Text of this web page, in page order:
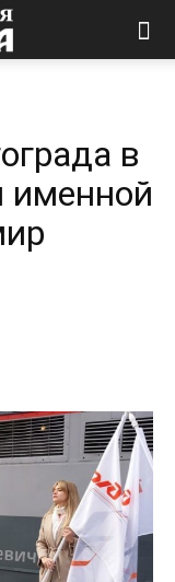
в
именной